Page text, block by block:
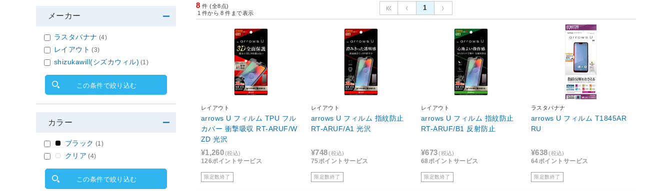
8 件 (全8点)
1 件から 8 件まで表示
1
レイアウト
arrows U フィルム TPU フル
カバー 衝撃吸収 RT-ARUF/W
ZD 光沢
¥1,260(税込)
126ポイントサービス
限定数終了
レイアウト
arrows U フィルム 指紋防止
RT-ARUF/A1 光沢
¥748 (税込)
75ポイントサービス
限定数終了
レイアウト
arrows U フィルム 指紋防止
RT-ARUF/B1 反射防止
¥673 (税込)
68ポイントサービス
限定数終了
ラスタバナナ
arrows U フィルム T1845AR
RU
¥638 (税込)
64ポイントサービス
限定数終了
メーカー
ラスタバナナ (4)
レイアウト (3)
shizukawill(シズカウィル) (1)
この条件で絞り込む
カラー
ブラック (1)
クリア (4)
この条件で絞り込む